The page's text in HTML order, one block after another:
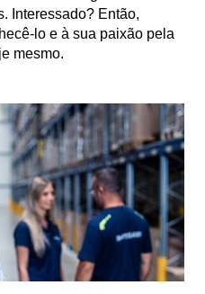
Interessado? Então,
lo e à sua paixão pela
mesmo.